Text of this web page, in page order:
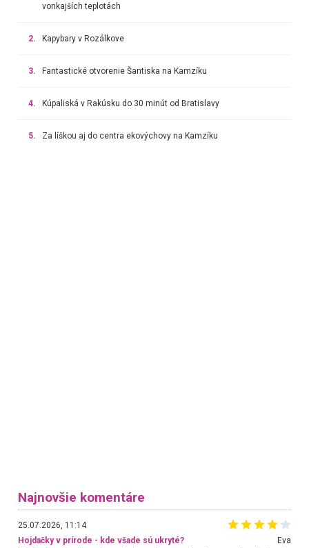
vonkajších teplotách
2. Kapybary v Rozálkove
3. Fantastické otvorenie Šantiska na Kamzíku
4. Kúpaliská v Rakúsku do 30 minút od Bratislavy
5. Za líškou aj do centra ekovýchovy na Kamzíku
Najnovšie komentáre
25.07.2026, 11:14
Hojdačky v prírode - kde všade sú ukryté?
Eva